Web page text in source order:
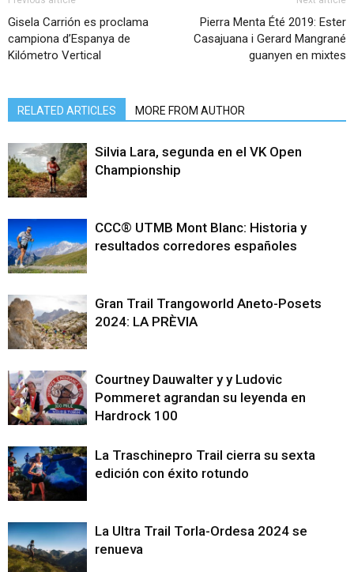
Gisela Carrión es proclama
campiona d’Espanya de
Kilómetro Vertical
Pierra Menta Été 2019: Ester
Casajuana i Gerard Mangrané
guanyen en mixtes
RELATED ARTICLES MORE FROM AUTHOR
Silvia Lara, segunda en el VK Open
Championship
CCC® UTMB Mont Blanc: Historia y
resultados corredores españoles
Gran Trail Trangoworld Aneto-Posets
2024: LA PRÈVIA
Courtney Dauwalter y y Ludovic
Pommeret agrandan su leyenda en
Hardrock 100
La Traschinepro Trail cierra su sexta
edición con éxito rotundo
La Ultra Trail Torla-Ordesa 2024 se
renueva